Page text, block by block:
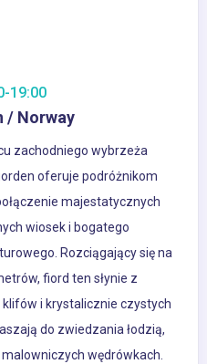
19:00
/ Norway
zachodniego wybrzeża
oferuje podróżnikom
majestatycznych
wiosek i bogatego
Rozciągający się na
fiord ten słynie z
i krystalicznie czystych
do zwiedzania łodzią,
wędrówkach.